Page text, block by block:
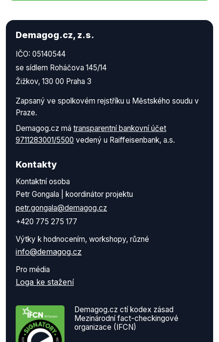
Demagog.cz, z.s.
IČO: 05140544
se sídlem Roháčova 145/14
Žižkov, 130 00 Praha 3
Zapsaný ve spolkovém rejstříku u Městského soudu v
Praze.
Demagog.cz má transparentní bankovní účet
9711283001/5500 vedený u Raiffeisenbank, a.s.
Kontakty
Kontaktní osoba
Petr Gongala | koordinátor projektu
petr.gongala@demagog.cz
+420 775 275 177
Výtky k hodnocením, workshopy, různé
info@demagog.cz
Pro média
Loga ke stažení
Demagog.cz ctí kodex zásad
Mezinárodní fact-checkingové
organizace (IFCN)